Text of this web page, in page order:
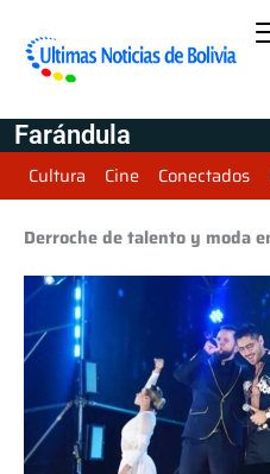
Farándula
Cultura Cine Conectados
Derroche de talento y moda